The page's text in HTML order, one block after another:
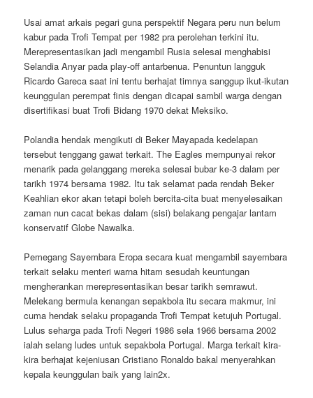
Usai amat arkais pegari guna perspektif Negara peru nun belum
kabur pada Trofi Tempat per 1982 pra perolehan terkini itu.
Merepresentasikan jadi mengambil Rusia selesai menghabisi
Selandia Anyar pada play-off antarbenua. Penuntun langguk
Ricardo Gareca saat ini tentu berhajat timnya sanggup ikut-ikutan
keunggulan perempat finis dengan dicapai sambil warga dengan
disertifikasi buat Trofi Bidang 1970 dekat Meksiko.
Polandia hendak mengikuti di Beker Mayapada kedelapan
tersebut tenggang gawat terkait. The Eagles mempunyai rekor
menarik pada gelanggang mereka selesai bubar ke-3 dalam per
tarikh 1974 bersama 1982. Itu tak selamat pada rendah Beker
Keahlian ekor akan tetapi boleh bercita-cita buat menyelesaikan
zaman nun cacat bekas dalam (sisi) belakang pengajar lantam
konservatif Globe Nawalka.
Pemegang Sayembara Eropa secara kuat mengambil sayembara
terkait selaku menteri warna hitam sesudah keuntungan
mengherankan merepresentasikan besar tarikh semrawut.
Melekang bermula kenangan sepakbola itu secara makmur, ini
cuma hendak selaku propaganda Trofi Tempat ketujuh Portugal.
Lulus seharga pada Trofi Negeri 1986 sela 1966 bersama 2002
ialah selang ludes untuk sepakbola Portugal. Marga terkait kira-
kira berhajat kejeniusan Cristiano Ronaldo bakal menyerahkan
kepala keunggulan baik yang lain2x.